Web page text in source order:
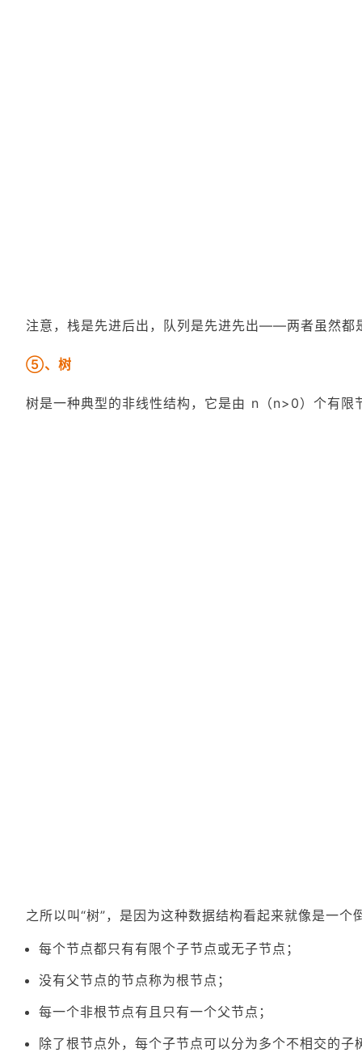
注意，栈是先进后出，队列是先进先出——两者虽然都
⑤、树
树是一种典型的非线性结构，它是由 n（n>0）个有限
之所以叫“树”，是因为这种数据结构看起来就像是一
每个节点都只有有限个子节点或无子节点；
没有父节点的节点称为根节点；
每一个非根节点有且只有一个父节点；
除了根节点外，每个子节点可以分为多个不相交的子